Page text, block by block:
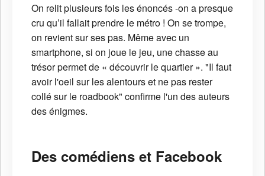
On relit plusieurs fois les énoncés -on a presque
cru qu’il fallait prendre le métro ! On se trompe,
on revient sur ses pas. Même avec un
smartphone, si on joue le jeu, une chasse au
trésor permet de « découvrir le quartier ». "Il faut
avoir l'oeil sur les alentours et ne pas rester
collé sur le roadbook" confirme l'un des auteurs
des énigmes.
Des comédiens et Facebook